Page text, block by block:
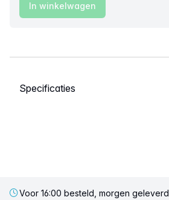
In winkelwagen
Selecteer een tabblad
Voor 16:00 besteld, morgen geleverd